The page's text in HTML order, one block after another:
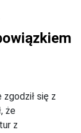
się z
że
z